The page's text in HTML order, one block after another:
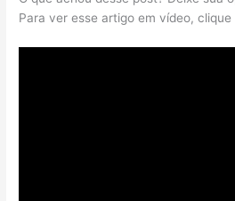
Para ver esse artigo em vídeo,